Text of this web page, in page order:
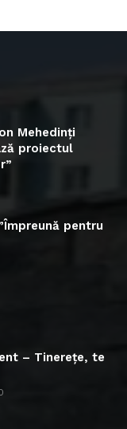
Mehedinți
proiectul
pentru
– Tinerețe, te